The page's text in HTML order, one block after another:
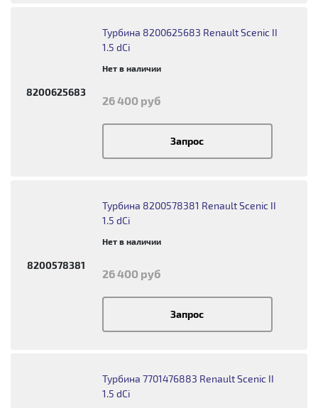
8200625683
Турбина 8200625683 Renault Scenic II
1.5 dCi
Нет в наличии
26 400 руб
Запрос
8200578381
Турбина 8200578381 Renault Scenic II
1.5 dCi
Нет в наличии
26 400 руб
Запрос
Турбина 7701476883 Renault Scenic II
1.5 dCi